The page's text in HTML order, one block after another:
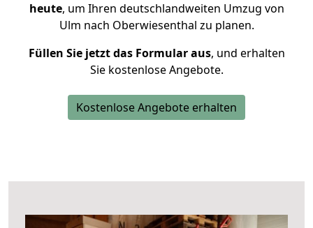
heute, um Ihren deutschlandweiten Umzug von
Ulm nach Oberwiesenthal zu planen.
Füllen Sie jetzt das Formular aus, und erhalten
Sie kostenlose Angebote.
Kostenlose Angebote erhalten